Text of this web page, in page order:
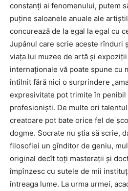
constanţi ai fenomenului, putem
puţine saloanele anuale ale
concurează de la egal la egal cu
Jupânul care scrie aceste rînduri
viaţa lui muzee de artă şi
internaţionale vă poate spune cu
întîlnit fără nici o surprindere
expresivitate pot trimite în penibil
profesionişti. De multe ori
creatoare pot bate orice fel de
dogme. Socrate nu ştia să scrie,
filosofiei un gînditor de geniu,
original decît toţi masteraţii şi
împînzesc cu sutele de mii
întreaga lume. La urma urmei,